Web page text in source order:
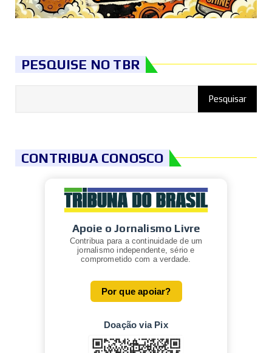
PESQUISE NO TBR
CONTRIBUA CONOSCO
Apoie o Jornalismo Livre
Contribua para a continuidade de um
jornalismo independente, sério e
comprometido com a verdade.
Por que apoiar?
Doação via Pix